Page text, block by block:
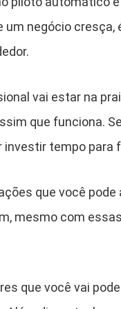
um negócio
vai estar na
que funciona.
investir tempo para
que você
mesmo com
que você vai